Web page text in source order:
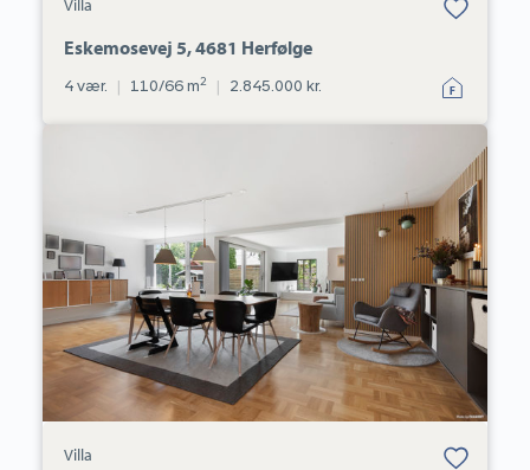
Villa
under dine
Eskemosevej 5, 4681 Herfølge
4 vær. | 110/66 m2 | 2.845.000 kr.
Køge
Villa
Bolig er gemt
under dine